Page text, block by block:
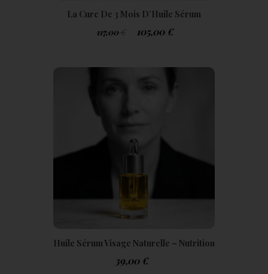
La Cure De 3 Mois D’Huile Sérum
Botanique Luxueuse HoliLife+
117,00 105,00 €
Huile Sérum Visage Naturelle – Nutrition
& Éclat Peau Mature | Holigreen
39,00 €